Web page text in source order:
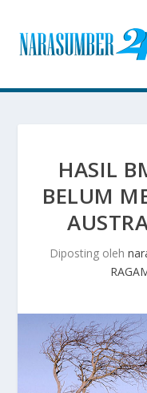
HASIL
BELUM
Diposting oleh